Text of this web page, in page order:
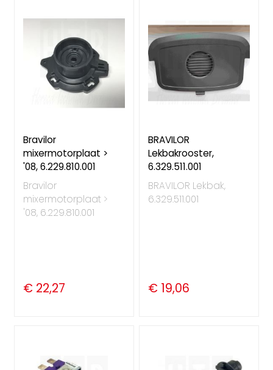
Bravilor
mixermotorplaat >
'08, 6.229.810.001
Bravilor
mixermotorplaat >
'08, 6.229.810.001
€ 22,27
BRAVILOR
Lekbakrooster,
6.329.511.001
BRAVILOR Lekbak,
6.329.511.001
€ 19,06